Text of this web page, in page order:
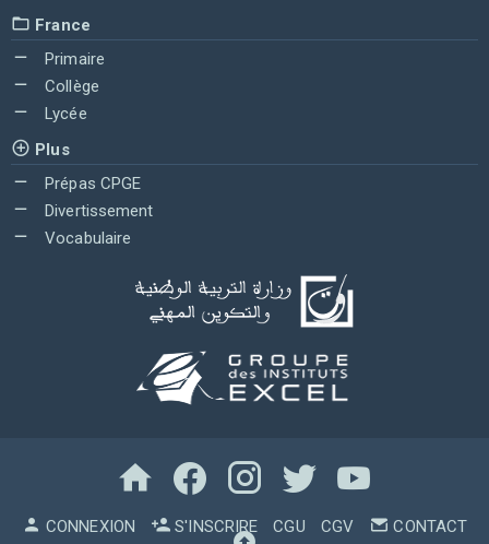
France
Primaire
Collège
Lycée
Plus
Prépas CPGE
Divertissement
Vocabulaire
CONNEXION S'INSCRIRE CGU CGV CONTACT